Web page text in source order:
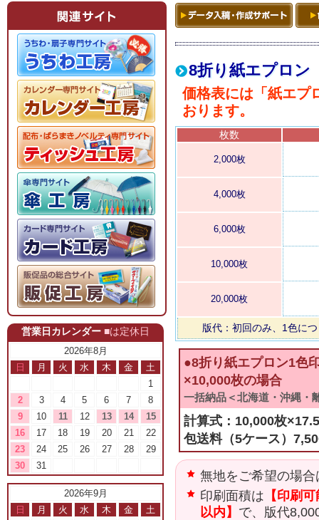
8折り紙エプロ
価格表には「紙エプ
おります。
枚数
2,000枚
4,000枚
6,000枚
10,000枚
20,000枚
版代：初回のみ、1色に
●8折り紙エプロン1色
×10,000枚の場合
一括納品＜北海道・沖縄・
計算式：10,000枚
包送料（5ケース）
無地をご希望の場
印刷面積は 【印刷
以内】 で、版代
営業日カレンダー ■は定休日
2026年8月
日
月 火 水 木 金
土
1
2
3 4 5 6 7
8
9
10 11 12 13 14
15
16
17 18 19 20 21
22
23
24 25 26 27 28
29
30
31
2026年9月
日
月 火 水 木 金
土